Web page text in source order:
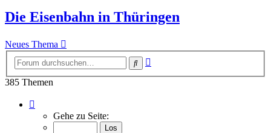
Die Eisenbahn in Thüringen
Neues Thema
Suche
385 Themen
von
Gehe zu Seite: